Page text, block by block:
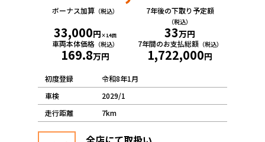
上尾店
ボーナス加算 （税込）
33,000円×14回
7年後の下取り予定額
（税込）
33万円
車両本体価格 （税込）
169.8万円
7年間のお支払総額（税込）
1,722,000円
初度登録
令和8年1月
車検
2029/1
走行距離
7km